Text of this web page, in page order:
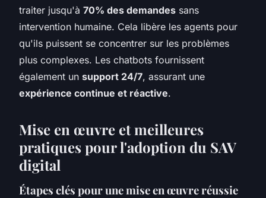
traiter jusqu'à 70% des demandes sans
intervention humaine. Cela libère les agents pour
qu'ils puissent se concentrer sur les problèmes
plus complexes. Les chatbots fournissent
également un support 24/7, assurant une
expérience continue et réactive.
Mise en œuvre et meilleures
pratiques pour l'adoption du SAV
digital
Étapes clés pour une mise en œuvre réussie